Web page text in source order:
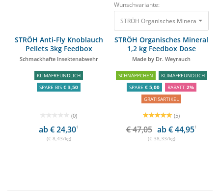
STRÖH Anti-Fly Knoblauch
Pellets 3kg Feedbox
Schmackhafte Insektenabwehr
KLIMAFREUNDLICH
SPARE BIS € 3,50
(0)
ab € 24,301
(€ 8,43/kg)
Wunschvariante:
STRÖH Organisches Mineral 1,2
STRÖH Organisches Mineral
1,2 kg Feedbox Dose
Made by Dr. Weyrauch
SCHNÄPPCHEN
KLIMAFREUNDLICH
SPARE € 5,00 RABATT 2%
GRATISARTIKEL
(5)
€ 47,05 ab € 44,951
(€ 38,33/kg)